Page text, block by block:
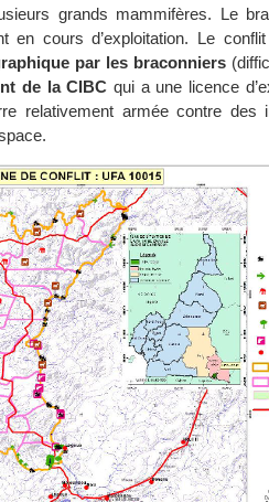
grands mammifères. Le
en cours d’exploitation. Le
par les braconniers
de la CIBC qui a une licence
relativement armée contre des